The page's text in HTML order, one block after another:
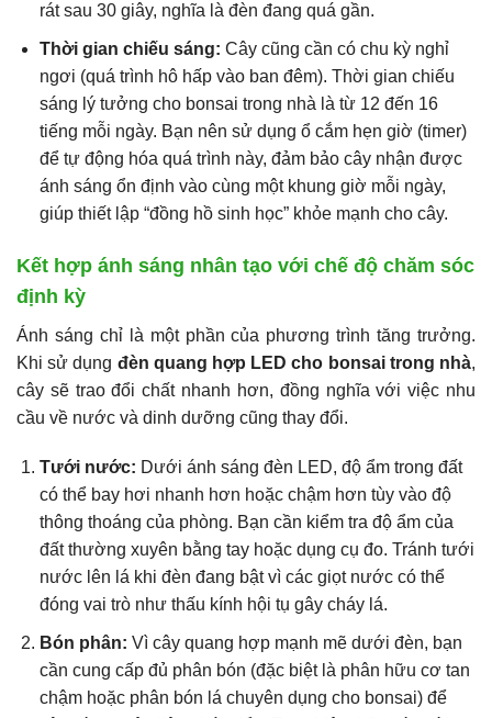
rát sau 30 giây, nghĩa là đèn đang quá gần.
Thời gian chiếu sáng: Cây cũng cần có chu kỳ nghỉ
ngơi (quá trình hô hấp vào ban đêm). Thời gian chiếu
sáng lý tưởng cho bonsai trong nhà là từ 12 đến 16
tiếng mỗi ngày. Bạn nên sử dụng ổ cắm hẹn giờ (timer)
để tự động hóa quá trình này, đảm bảo cây nhận được
ánh sáng ổn định vào cùng một khung giờ mỗi ngày,
giúp thiết lập “đồng hồ sinh học” khỏe mạnh cho cây.
Kết hợp ánh sáng nhân tạo với chế độ chăm sóc
định kỳ
Ánh sáng chỉ là một phần của phương trình tăng trưởng.
Khi sử dụng đèn quang hợp LED cho bonsai trong nhà,
cây sẽ trao đổi chất nhanh hơn, đồng nghĩa với việc nhu
cầu về nước và dinh dưỡng cũng thay đổi.
Tưới nước: Dưới ánh sáng đèn LED, độ ẩm trong đất
có thể bay hơi nhanh hơn hoặc chậm hơn tùy vào độ
thông thoáng của phòng. Bạn cần kiểm tra độ ẩm của
đất thường xuyên bằng tay hoặc dụng cụ đo. Tránh tưới
nước lên lá khi đèn đang bật vì các giọt nước có thể
đóng vai trò như thấu kính hội tụ gây cháy lá.
Bón phân: Vì cây quang hợp mạnh mẽ dưới đèn, bạn
cần cung cấp đủ phân bón (đặc biệt là phân hữu cơ tan
chậm hoặc phân bón lá chuyên dụng cho bonsai) để